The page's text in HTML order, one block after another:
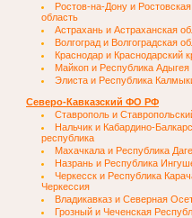
Ростов-на-Дону и Ростовская
область
Астрахань и Астраханская
Волгоград и Волгоградская
Краснодар и Краснодарский
Майкоп и Республика Адыгея
Элиста и Республика
Северо-Кавказский ФО РФ
Ставрополь и
Нальчик и Кабардино-
республика
Махачкала и Республика
Назрань и Республика
Черкесск и Республика
Черкессия
Владикавказ и Северная
Грозный и Чеченская